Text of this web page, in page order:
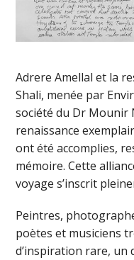
Adrere Amellal et la
Shali, menée par
société du Dr Mounir
renaissance
ont été accomplies,
mémoire. Cette
voyage s’inscrit
Peintres,
poètes et musiciens
d’inspiration rare, un